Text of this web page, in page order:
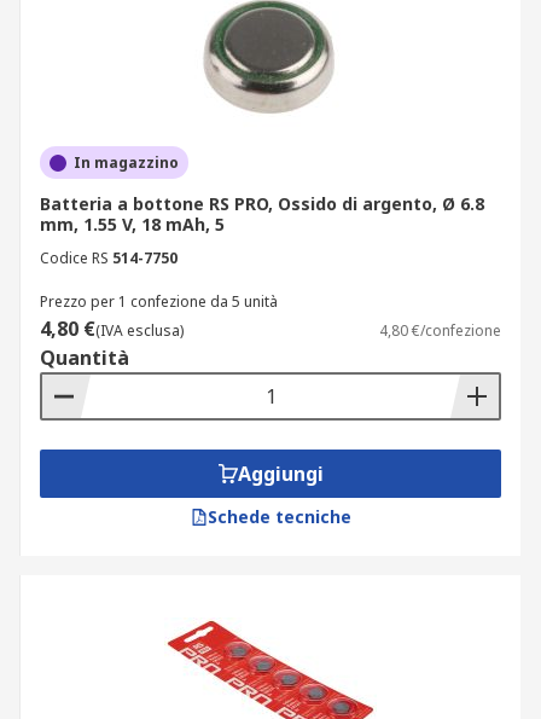
In magazzino
Batteria a bottone RS PRO, Ossido di argento, Ø 6.8
mm, 1.55 V, 18 mAh, 5
Codice RS 514-7750
Prezzo per 1 confezione da 5 unità
4,80 €(IVA esclusa) 4,80 €/confezione
Quantità
Aggiungi
Schede tecniche